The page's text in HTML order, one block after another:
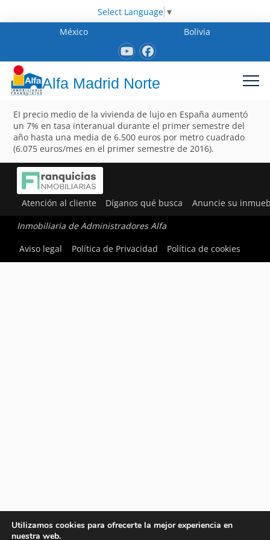
Select Language ▼
México
Bolivia
Alfa Madrid Norte
EI precio medio de la vivienda de lujo en España aumentó
un 7% en tasa interanual durante el primer semestre del
año hasta una media de 6.500 euros por metro cuadrado
(6.075 euros/mes en el primer semestre de 2016).
Atención al cliente Díganos qué busca Anuncie su
Inmobiliaria de Administradores Alfa
Aviso legal
Política de Privacidad Política de cookies
Utilizamos cookies para ofrecerte la mejor experiencia en
nuestra web.